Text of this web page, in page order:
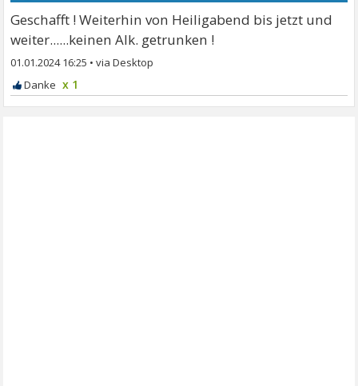
Geschafft ! Weiterhin von Heiligabend bis jetzt und
weiter......keinen Alk. getrunken !
01.01.2024 16:25 •
x 1